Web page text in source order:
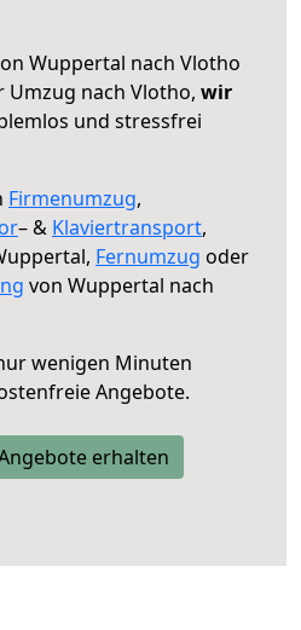
Wuppertal nach Vlotho
nach Vlotho, wir
und stressfrei
Firmenumzug,
– & Klaviertransport,
Fernumzug oder
von Wuppertal nach
wenigen Minuten
Angebote.
erhalten